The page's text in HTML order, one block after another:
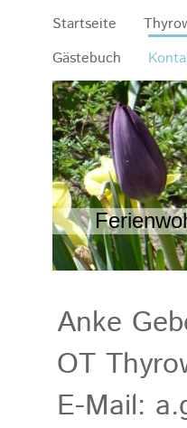
Startseite
Gästebuch
Anke
OT
E-Mail: